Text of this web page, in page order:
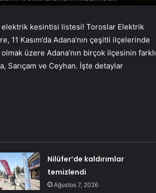
elektrik kesintisi listesi! Toroslar Elektrik
11 Kasım’da Adana’nın çeşitli ilçelerinde
üzere Adana’nın birçok ilçesinin farklı
Sarıçam ve Ceyhan. İşte detaylar
Nilüfer’de kaldırımlar
temizlendi
Ağustos 7, 2026